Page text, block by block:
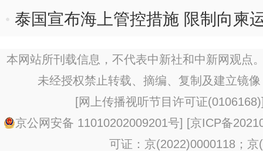
泰国宣布海上管控措施 限制向柬
本网站所刊载信息，不代表中新社和中新网观点
未经授权禁止转载、摘编、复制及建立镜
[网上传播视听节目许可证(0106168)
京公网安备 11010202009201号] [京ICP备
可证：京(2022)0000118；京